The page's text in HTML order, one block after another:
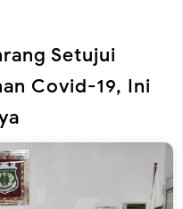
Setujui
Covid-19, Ini